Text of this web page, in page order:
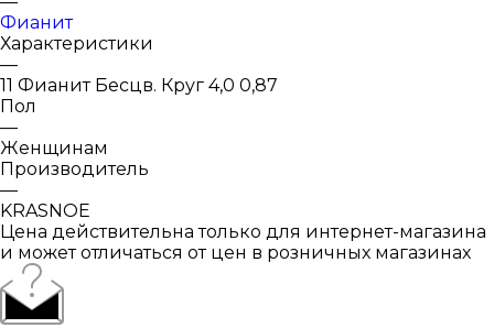
Фианит
Характеристики
—
11 Фианит Бесцв. Круг 4,0 0,87
Пол
—
Женщинам
Производитель
—
KRASNOE
Цена действительна только для интернет-магазина
и может отличаться от цен в розничных магазинах